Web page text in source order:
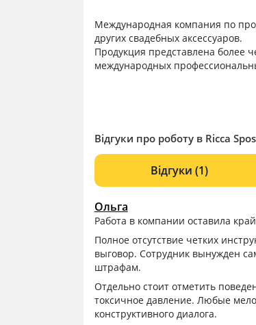
Международная компания по
других свадебных аксессуаров.
Продукция представлена более
международных
Відгуки про роботу в Ricca
Відгуки (1)
Ольга
Работа в компании оставила
Полное отсутствие четких
выговор. Сотрудник вынужден
штрафам.
Отдельно стоит отметить
токсичное давление. Любые
конструктивного диалога.